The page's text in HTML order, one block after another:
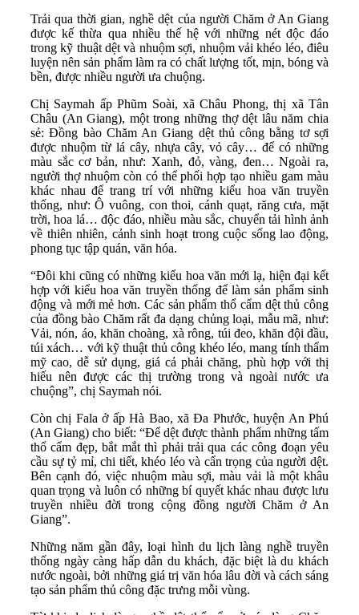
Trải qua thời gian, nghề dệt của người Chăm ở An Giang
được kế thừa qua nhiều thế hệ với những nét độc đáo
trong kỹ thuật dệt và nhuộm sợi, nhuộm vải khéo léo, điêu
luyện nên sản phẩm làm ra có chất lượng tốt, mịn, bóng và
bền, được nhiều người ưa chuộng.
Chị Saymah ấp Phũm Soài, xã Châu Phong, thị xã Tân
Châu (An Giang), một trong những thợ dệt lâu năm chia
sẻ: Đồng bào Chăm An Giang dệt thủ công bằng tơ sợi
được nhuộm từ lá cây, nhựa cây, vỏ cây… để có những
màu sắc cơ bản, như: Xanh, đỏ, vàng, đen… Ngoài ra,
người thợ nhuộm còn có thể phối hợp tạo nhiều gam màu
khác nhau để trang trí với những kiểu hoa văn truyền
thống, như: Ô vuông, con thoi, cánh quạt, răng cưa, mặt
trời, hoa lá… độc đáo, nhiều màu sắc, chuyển tải hình ảnh
về thiên nhiên, cảnh sinh hoạt trong cuộc sống lao động,
phong tục tập quán, văn hóa.
“Đôi khi cũng có những kiểu hoa văn mới lạ, hiện đại kết
hợp với kiểu hoa văn truyền thống để làm sản phẩm sinh
động và mới mẻ hơn. Các sản phẩm thổ cẩm dệt thủ công
của đồng bào Chăm rất đa dạng chủng loại, mẫu mã, như:
Vải, nón, áo, khăn choàng, xà rông, túi đeo, khăn đội đầu,
túi xách… với kỹ thuật thủ công khéo léo, mang tính thẩm
mỹ cao, dễ sử dụng, giá cả phải chăng, phù hợp với thị
hiếu nên được các thị trường trong và ngoài nước ưa
chuộng”, chị Saymah nói.
Còn chị Fala ở ấp Hà Bao, xã Đa Phước, huyện An Phú
(An Giang) cho biết: “Để dệt được thành phẩm những tấm
thổ cẩm đẹp, bắt mắt thì phải trải qua các công đoạn yêu
cầu sự tỷ mỉ, chi tiết, khéo léo và cẩn trọng của người dệt.
Bên cạnh đó, việc nhuộm màu sợi, màu vải là một khâu
quan trọng và luôn có những bí quyết khác nhau được lưu
truyền nhiều đời trong cộng đồng người Chăm ở An
Giang”.
Những năm gần đây, loại hình du lịch làng nghề truyền
thống ngày càng hấp dẫn du khách, đặc biệt là du khách
nước ngoài, bởi những giá trị văn hóa lâu đời và cách sáng
tạo sản phẩm thủ công đặc trưng mỗi vùng.